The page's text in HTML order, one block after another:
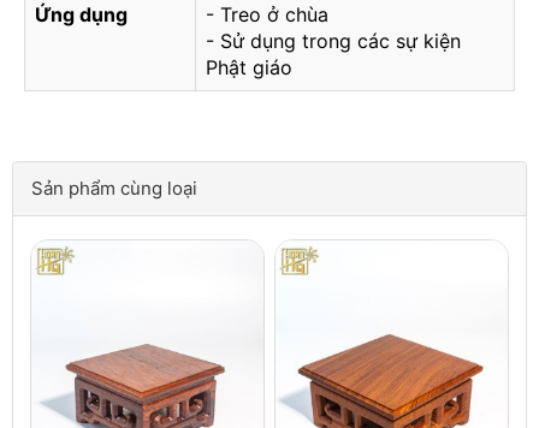
Ứng dụng
- Treo ở chùa
- Sử dụng trong các sự kiện
Phật giáo
Sản phẩm cùng loại